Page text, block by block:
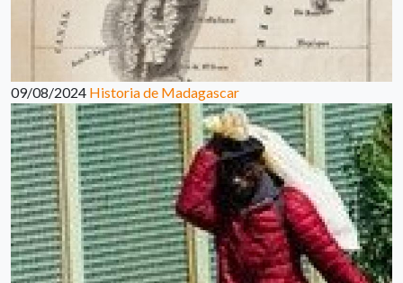
09/08/2024 Historia de Madagascar